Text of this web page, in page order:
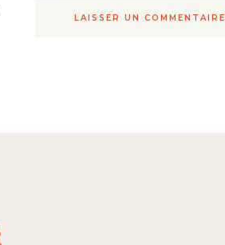
LAISSER UN COMMENTAIRE